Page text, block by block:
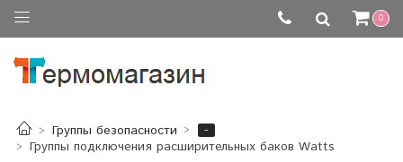
0
Группы безопасности
-
Группы подключения расширительных баков Watts